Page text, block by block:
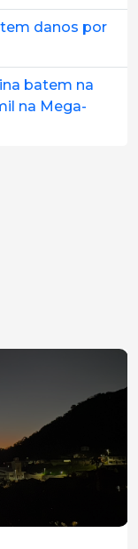
danos por
batem na
na Mega-